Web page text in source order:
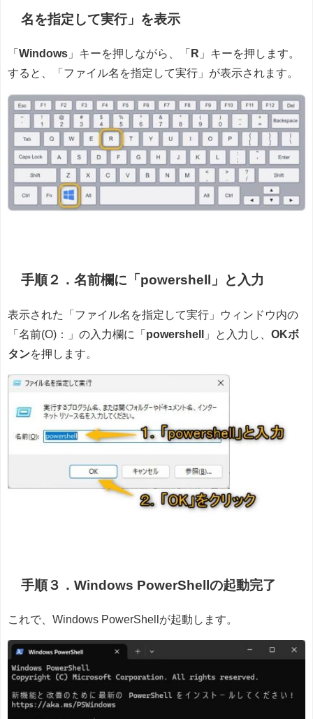
名を指定して実行」を表示
「 Windows 」キーを押しながら、「 R 」キーを押します。
すると、「ファイル名を指定して実行」が表示されます。
手順２．名前欄に「powershell」と入力
表示された「ファイル名を指定して実行」ウィンドウ内の
「名前(O)：」の入力欄に「powershell 」と入力し、 OKボ
タンを押します。
手順３．Windows PowerShellの起動完了
これで、Windows PowerShellが起動します。